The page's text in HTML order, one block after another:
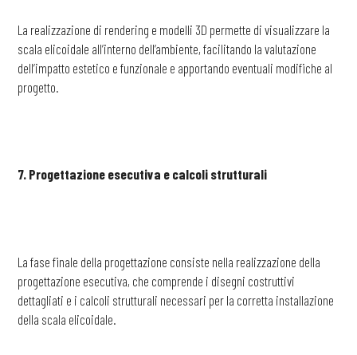
La realizzazione di rendering e modelli 3D permette di visualizzare la
scala elicoidale all’interno dell’ambiente, facilitando la valutazione
dell’impatto estetico e funzionale e apportando eventuali modifiche al
progetto.
7. Progettazione esecutiva e calcoli strutturali
La fase finale della progettazione consiste nella realizzazione della
progettazione esecutiva, che comprende i disegni costruttivi
dettagliati e i calcoli strutturali necessari per la corretta installazione
della scala elicoidale.